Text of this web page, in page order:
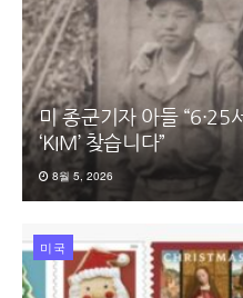
미 종군기자 아들 “6·25
‘KIM’ 찾습니다”
8월 5, 2026
미국